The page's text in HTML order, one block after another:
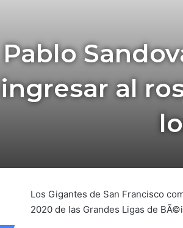
Pablo
ingresar al
Los Gigantes de San Francisco
2020 de las Grandes Ligas de